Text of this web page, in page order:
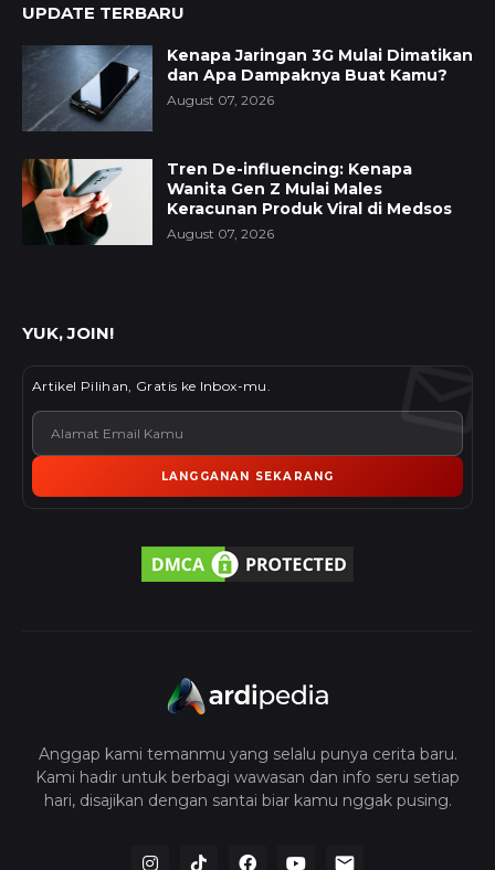
UPDATE TERBARU
Kenapa Jaringan 3G Mulai Dimatikan
dan Apa Dampaknya Buat Kamu?
August 07, 2026
Tren De-influencing: Kenapa
Wanita Gen Z Mulai Males
Keracunan Produk Viral di Medsos
August 07, 2026
YUK, JOIN!
Artikel Pilihan, Gratis ke Inbox-mu.
LANGGANAN SEKARANG
Anggap kami temanmu yang selalu punya cerita baru.
Kami hadir untuk berbagi wawasan dan info seru setiap
hari, disajikan dengan santai biar kamu nggak pusing.